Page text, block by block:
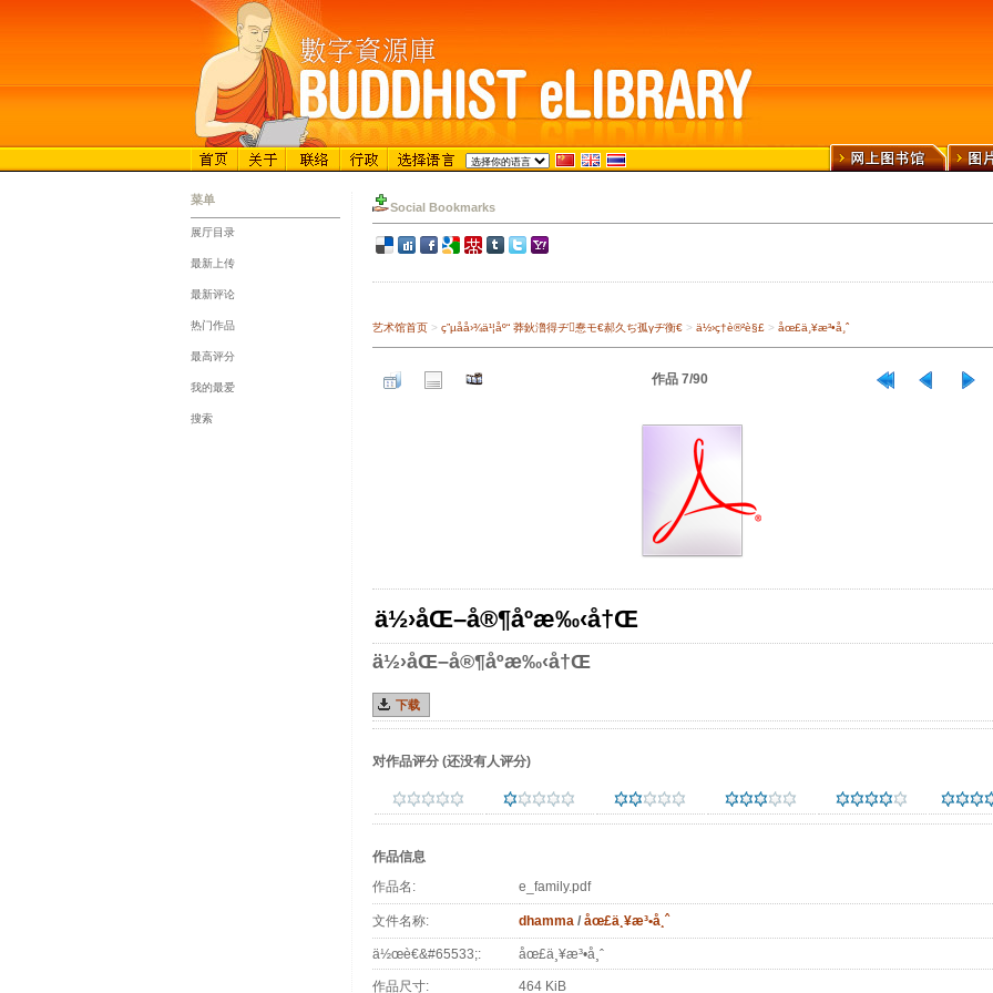
菜单
展厅目录
最新上传
最新评论
热门作品
最高评分
我的最爱
搜索
Social Bookmarks
艺术馆首页> ç”µå­å›¾ä¹¦åº“ 莽鈥澛得ヂ惷モ€郝久ぢ孤γヂ衡€> ä½›ç†è®²è§£> åœ£ä¸¥æ³•å¸ˆ
作品 7/90
ä½›åŒ–å®¶åº­æ‰‹å†Œ
ä½›åŒ–å®¶åº­æ‰‹å†Œ
下载
对作品评分(还没有人评分)
作品信息
作品名:
e_family.pdf
文件名称: dhamma/ åœ£ä¸¥æ³•å¸ˆ
ä½œè€&#65533;: åœ£ä¸¥æ³•å¸ˆ
作品尺寸: 464 KiB